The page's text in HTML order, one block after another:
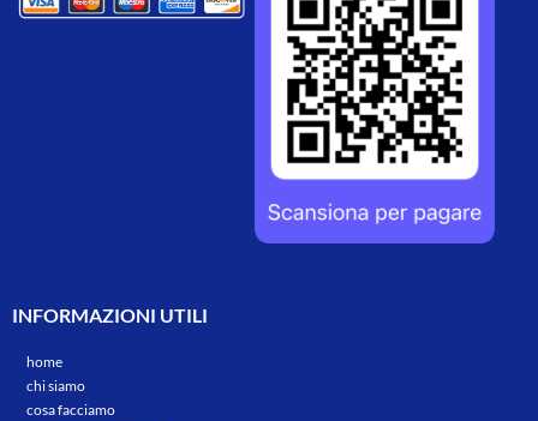
INFORMAZIONI UTILI
home
chi siamo
cosa facciamo